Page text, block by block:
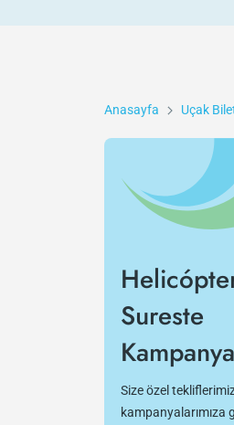
Anasayfa Uçak
Sureste
Size özel
kampanyalarımıza